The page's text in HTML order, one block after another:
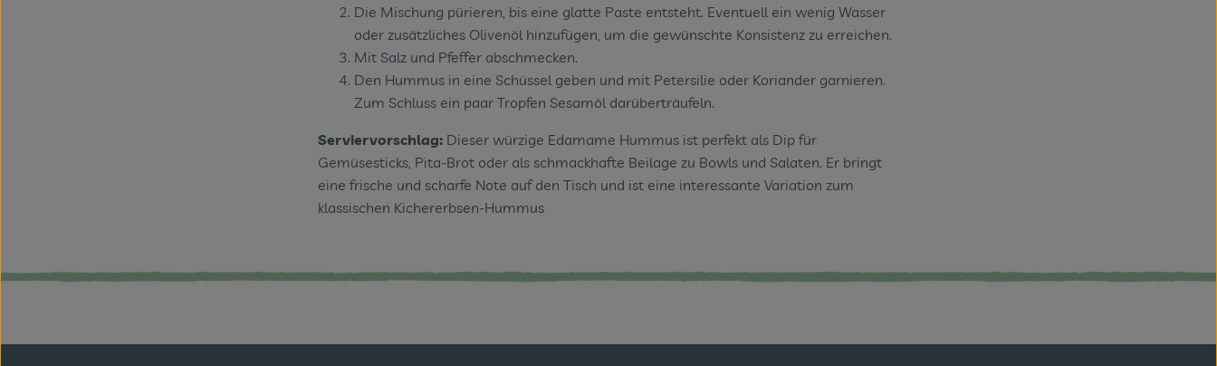
Die Mischung pürieren, bis eine glatte Paste entsteht. Eventuell ein wenig Wasser
oder zusätzliches Olivenöl hinzufügen, um die gewünschte Konsistenz zu erreichen.
Mit Salz und Pfeffer abschmecken.
Den Hummus in eine Schüssel geben und mit Petersilie oder Koriander garnieren.
Zum Schluss ein paar Tropfen Sesamöl darüberträufeln.
Serviervorschlag: Dieser würzige Edamame Hummus ist perfekt als Dip für
Gemüsesticks, Pita-Brot oder als schmackhafte Beilage zu Bowls und Salaten. Er bringt
eine frische und scharfe Note auf den Tisch und ist eine interessante Variation zum
klassischen Kichererbsen-Hummus